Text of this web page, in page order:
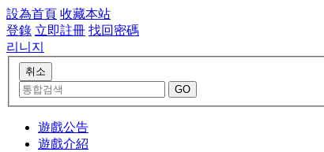
設為首頁 收藏本站
登錄 立即註冊 找回密碼
리니지
遊戲公告
遊戲介紹